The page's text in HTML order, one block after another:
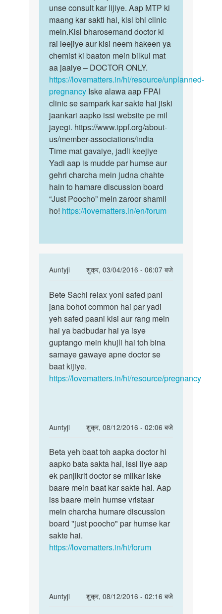
unse consult kar lijiye. Aap MTP ki
maang kar sakti hai, kisi bhi clinic
mein.Kisi bharosemand doctor ki
rai leejiye aur kisi neem hakeen ya
chemist ki baaton mein bilkul mat
aa jaaiye – DOCTOR ONLY.
https://lovematters.in/hi/resource/unplanned-
pregnancy Iske alawa aap FPAI
clinic se sampark kar sakte hai jiski
jaankari aapko issi website pe mil
jayegi. https://www.ippf.org/about-
us/member-associations/india
Time mat gavaiye, jadli keejiye
Yadi aap is mudde par humse aur
gehri charcha mein judna chahte
hain to hamare discussion board
“Just Poocho” mein zaroor shamil
ho! https://lovematters.in/en/forum
Auntyji
शुक्र, 03/04/2016 - 06:07 बजे
In
to
Dr
mera
pregnency
ka
five
by
Sachi
Bete
Sachi
relax
yoni
safed
Bete Sachi relax yoni safed pani
jana bohot common hai par yadi
yeh safed paani kisi aur rang mein
hai ya badbudar hai ya isye
guptango mein khujli hai toh bina
samaye gawaye apne doctor se
baat kijiye.
https://lovematters.in/hi/resource/pregnancy
Auntyji
शुक्र, 08/12/2016 - 02:06 बजे
In
to
Mere
9wa
mahina
chal
raha
he
by
khushi
Beta
yeh
baat
toh
aapka
Beta yeh baat toh aapka doctor hi
aapko bata sakta hai, issi liye aap
ek panjikrit doctor se milkar iske
baare mein baat kar sakte hai. Aap
iss baare mein humse vristaar
mein charcha humare discussion
board "just poocho" par humse kar
sakte hai.
https://lovematters.in/hi/forum
Auntyji
शुक्र, 08/12/2016 - 02:16 बजे
In